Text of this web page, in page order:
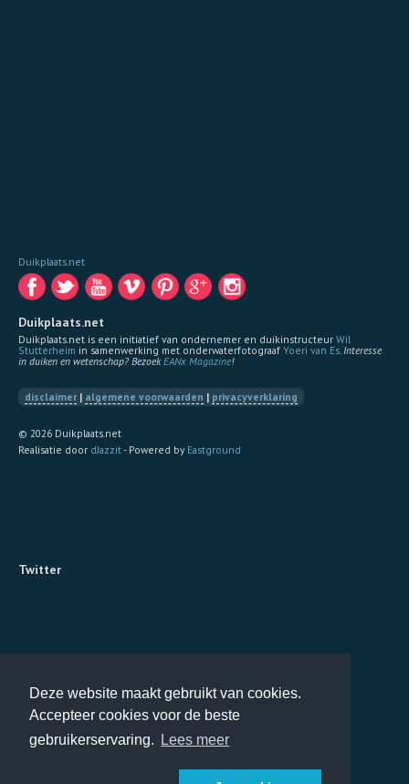
Deze website maakt gebruikt van cookies.
Accepteer cookies voor de beste
gebruikerservaring.
Lees meer
Duikplaats.net
Duikplaats.net
Duikplaats.net is een initiatief van ondernemer en duikinstructeur Wil
Stutterheim in samenwerking met onderwaterfotograaf Yoeri van Es Interesse
in duiken en wetenschap? BezoekEANx Magazine!
disclaimer| algemene voorwaarden | privacyverklaring
© 2026 Duikplaats.net
Realisatie door dJazzit- Powered by Eastground
Twitter